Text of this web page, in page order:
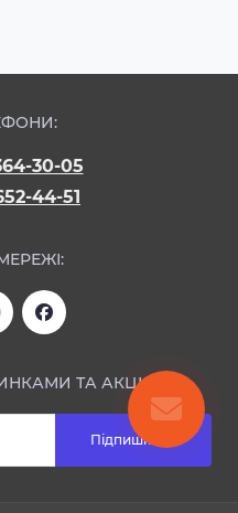
30-05
44-51
ТА АКЦІЯМИ:
Підпишіться